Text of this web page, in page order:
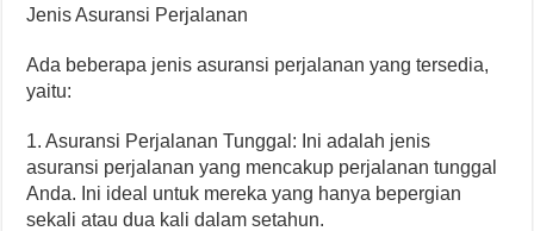
Jenis Asuransi Perjalanan
Ada beberapa jenis asuransi perjalanan yang tersedia,
yaitu:
1. Asuransi Perjalanan Tunggal: Ini adalah jenis
asuransi perjalanan yang mencakup perjalanan tunggal
Anda. Ini ideal untuk mereka yang hanya bepergian
sekali atau dua kali dalam setahun.